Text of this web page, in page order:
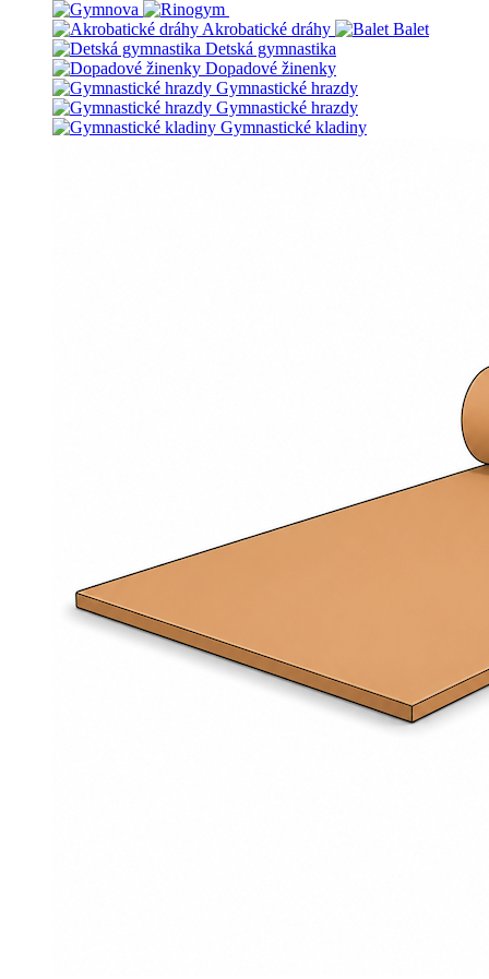
Akrobatické dráhy
Balet
Detská gymnastika
Dopadové žinenky
Gymnastické hrazdy
Gymnastické hrazdy
Gymnastické kladiny